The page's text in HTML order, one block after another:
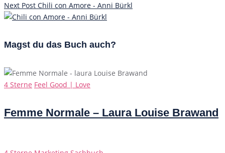
Next Post Chili con Amore - Anni Bürkl
Magst du das Buch auch?
Categories
4 Sterne Feel Good | Love
Femme Normale – Laura Louise Brawand